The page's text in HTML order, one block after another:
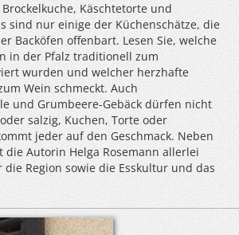
Käschtetorte und
sind nur einige der Küchenschätze, die
Backöfen offenbart. Lesen Sie, welche
in der Pfalz traditionell zum
wurden und welcher herzhafte
Wein schmeckt. Auch
und Grumbeere-Gebäck dürfen nicht
salzig, Kuchen, Torte oder
jeder auf den Geschmack. Neben
die Autorin Helga Rosemann allerlei
die Region sowie die Esskultur und das